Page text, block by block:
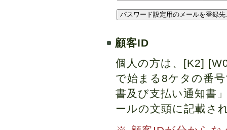
顧客ID
個人の方は、[K2]
で始まる8ケタの番
書及び支払い通知書
ールの文頭に記載さ